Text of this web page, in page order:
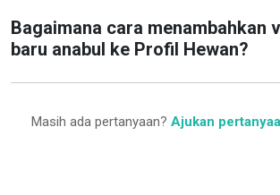
Bagaimana cara menambahkan
baru anabul ke Profil Hewan?
Masih ada pertanyaan? Ajukan